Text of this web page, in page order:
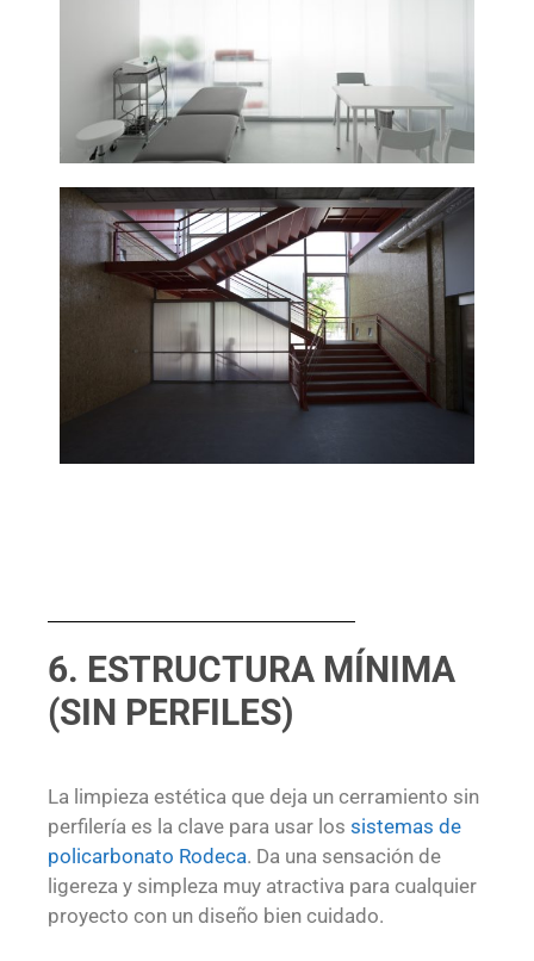
6. ESTRUCTURA MÍNIMA
(SIN PERFILES)
La limpieza estética que deja un cerramiento sin
perfilería es la clave para usar los sistemas de
policarbonato Rodeca. Da una sensación de
ligereza y simpleza muy atractiva para cualquier
proyecto con un diseño bien cuidado.